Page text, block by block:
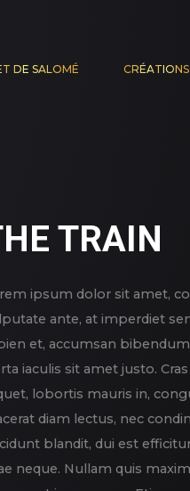
DE SALOMÉ CRÉATIONS
TRAIN
ipsum dolor sit amet,
ante, at imperdiet
et, accumsan
iaculis sit amet justo.
lobortis mauris in,
diam lectus, nec
blandit, dui est
neque. Nullam quis